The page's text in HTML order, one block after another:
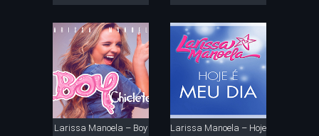
Larissa Manoela – Boy
Larissa Manoela – Hoje